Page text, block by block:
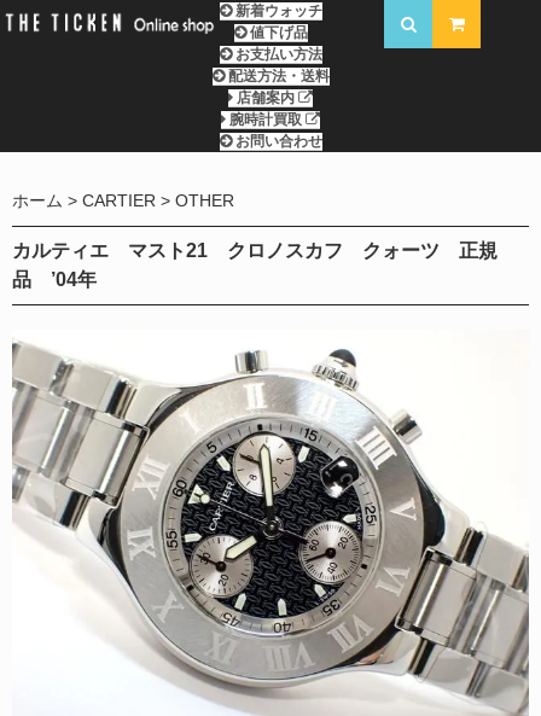
新着ウォッチ
値下げ品
お支払い方法
配送方法・送料
店舗案内
腕時計買取
お問い合わせ
ホーム CARTIER OTHER
カルティエ マスト21 クロノスカフ クォーツ 正規
品 ’04年